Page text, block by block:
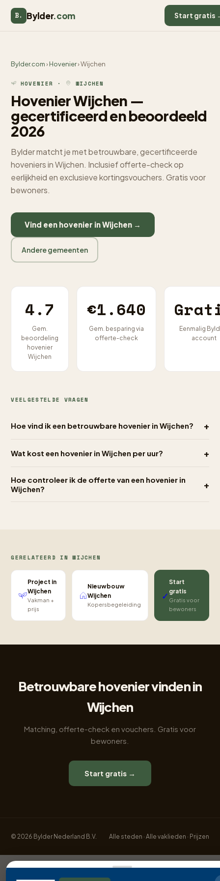
B. Bylder.com Start gratis
Bylder.com›Hovenier› Wijchen
HOVENIER · WIJCHEN
Hovenier Wijchen —
gecertificeerd en beoordeeld
2026
Bylder matcht je met betrouwbare, gecertificeerde
hoveniers in Wijchen. Inclusief offerte-check op
eerlijkheid en exclusieve kortingsvouchers. Gratis voor
bewoners.
Vind een hovenier in Wijchen →
Andere gemeenten
4.7
Gem.
beoordeling
hovenier
Wijchen
€1.640
Gem. besparing via
offerte-check
Eenmalig
account
VEELGESTELDE VRAGEN
Hoe vind ik een betrouwbare hovenier in Wijchen? +
Wat kost een hovenier in Wijchen per uur? +
Hoe controleer ik de offerte van een hovenier in
Wijchen?
+
GERELATEERD IN WIJCHEN
Project in
Wijchen
Vakman +
prijs
Nieuwbouw
Wijchen
Kopersbegeleiding
✓
Start
gratis
Gratis voor
bewoners
Betrouwbare hovenier vinden in
Wijchen
Matching, offerte-check en vouchers. Gratis voor
bewoners.
Start gratis →
© 2026 Bylder Nederland B.V. Alle steden · Alle vaklieden · Prijzen